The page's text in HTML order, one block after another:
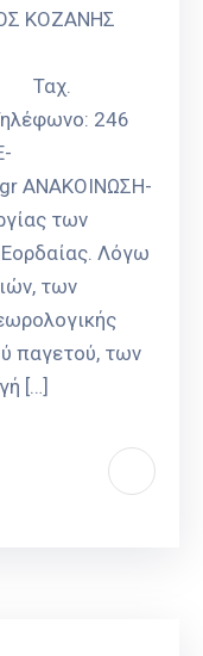
ΚΟΖΑΝΗΣ
246
ΑΝΑΚΟΙΝΩΣΗ-
των
Λόγω
των
παγετού, των
[…]